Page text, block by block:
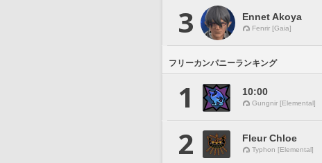
3 Ennet Akoya
Fenrir [Gaia]
フリーカンパニーランキング
1 10:00
Gungnir [Elemental]
2 Fleur Chloe
Typhon [Elemental]